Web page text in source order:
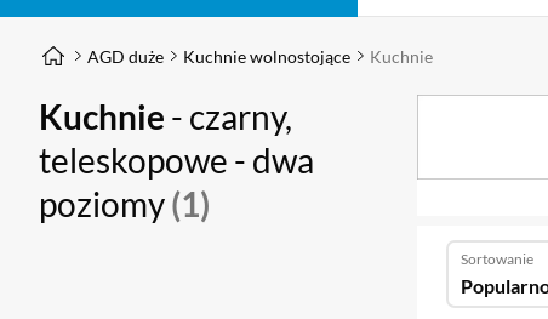
AGD duże Kuchnie wolnostojące Kuchnie
Kuchnie - czarny,
teleskopowe - dwa
poziomy(1)
Sortowanie